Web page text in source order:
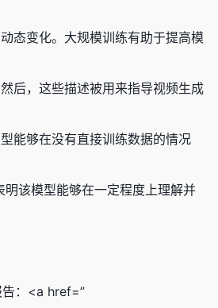
态变化。大规模训练有助于提高模
后，这些描述被用来指导视频生成
能够在没有直接训练数据的情况
该模型能够在一定程度上理解并
：<a href=”